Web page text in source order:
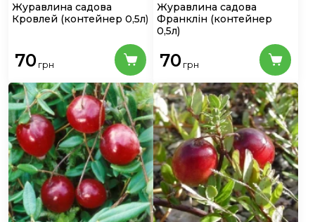
Журавлина садова
Кровлей (контейнер 0,5л)
70 грн
Журавлина садова
Франклін (контейнер
0,5л)
70 грн